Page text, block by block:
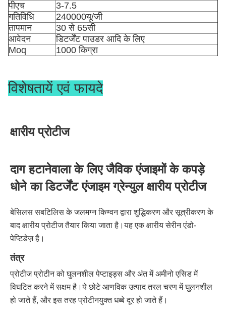
पीएच
3-7.5
गतिविधि
240000यू/जी
तापमान
30 से 65सी
आवेदन
डिटर्जेंट पाउडर आदि के लिए
Moq
1000 किग्रा
विशेषतायें एवं फायदे
क्षारीय प्रोटीज
दाग हटानेवाला के लिए जैविक एंजाइमों के कपड़े
धोने का डिटर्जेंट एंजाइम ग्रेन्युल क्षारीय प्रोटीज
बेसिलस सबटिलिस के जलमग्न किण्वन द्वारा शुद्धिकरण और सूत्रीकरण के
बाद क्षारीय प्रोटीज तैयार किया जाता है।यह एक क्षारीय सेरीन एंडो-
पेप्टिडेज़ है।
तंत्र
प्रोटीज प्रोटीन को घुलनशील पेप्टाइड्स और अंत में अमीनो एसिड में
विघटित करने में सक्षम है।ये छोटे आणविक उत्पाद तरल चरण में घुलनशील
हो जाते हैं, और इस तरह प्रोटीनयुक्त धब्बे दूर हो जाते हैं।